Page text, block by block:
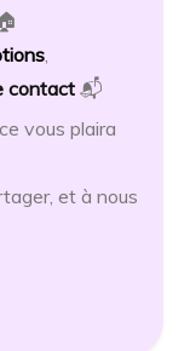
,
contact 📬
vous plaira
et à nous